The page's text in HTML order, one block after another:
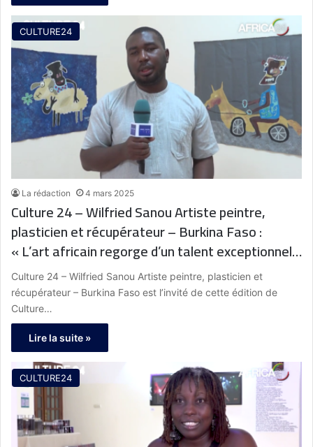
CULTURE24
La rédaction 4 mars 2025
Culture 24 – Wilfried Sanou Artiste peintre,
plasticien et récupérateur – Burkina Faso :
« L’art africain regorge d’un talent exceptionnel,
mais il souffre cruellement d’un manque de
visibilité et de promotion sur la scène
internationale »
Culture 24 – Wilfried Sanou Artiste peintre, plasticien et
récupérateur – Burkina Faso est l’invité de cette édition de
Culture…
Lire la suite »
CULTURE24